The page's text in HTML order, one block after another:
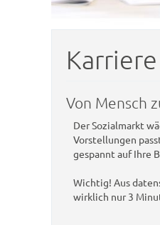
Von Mensch
Der Sozialmarkt
Vorstellungen
gespannt auf Ihre
Wichtig! Aus
wirklich nur 3